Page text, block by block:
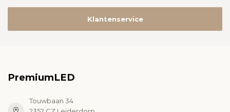
Klantenservice
PremiumLED
Touwbaan 34